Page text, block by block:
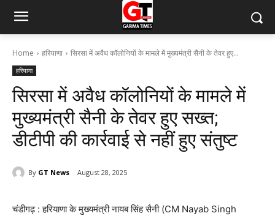
Home हरियाणा सिरसा में अवैध कॉलोनियों के मामले में मुख्यमंत्री सैनी के तेवर हुए...
हरियाणा
सिरसा में अवैध कॉलोनियों के मामले में
मुख्यमंत्री सैनी के तेवर हुए सख्त;
डीटीपी की कार्रवाई से नहीं हुए संतुष्ट
By GT News August 28, 2025
चंडीगढ़ : हरियाणा के मुख्यमंत्री नायब सिंह सैनी (CM Nayab Singh